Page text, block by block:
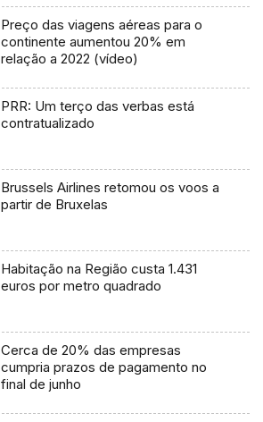
Preço das viagens aéreas para o
continente aumentou 20% em
relação a 2022 (vídeo)
PRR: Um terço das verbas está
contratualizado
Brussels Airlines retomou os voos a
partir de Bruxelas
Habitação na Região custa 1.431
euros por metro quadrado
Cerca de 20% das empresas
cumpria prazos de pagamento no
final de junho